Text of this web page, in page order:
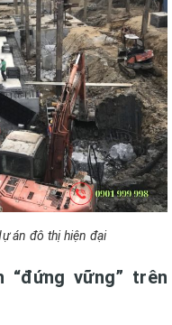
án đô thị hiện đại
“đứng vững” trên